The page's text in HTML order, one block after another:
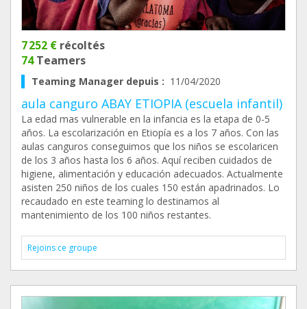
7 252 € récoltés
74Teamers
Teaming Manager depuis : 11/04/2020
aula canguro ABAY ETIOPIA (escuela infantil)
La edad mas vulnerable en la infancia es la etapa de 0-5
años. La escolarización en Etiopía es a los 7 años. Con las
aulas canguros conseguimos que los niños se escolaricen
de los 3 años hasta los 6 años. Aquí reciben cuidados de
higiene, alimentación y educación adecuados. Actualmente
asisten 250 niños de los cuales 150 están apadrinados. Lo
recaudado en este teaming lo destinamos al
mantenimiento de los 100 niños restantes.
Rejoins ce groupe